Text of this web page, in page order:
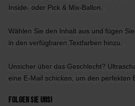
Inside- oder Pick & Mix-Ballon.
Wählen Sie den Inhalt aus und fügen
in den verfügbaren Textfarben hinzu.
Unsicher über das Geschlecht?
eine E-Mail schicken, um den perfekten
Folgen Sie uns!